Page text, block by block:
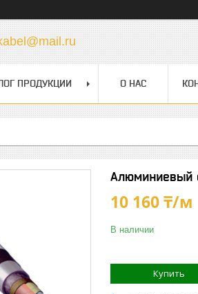
ПРОДУКЦИИ О НАС
Алюминиевый
10 160 ₸/м
В наличии
Купить